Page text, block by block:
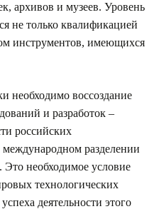
архивов и музеев. Уровень
не только квалификацией
инструментов, имеющихся
необходимо воссоздание
и разработок –
российских
разделении
необходимое условие
технологических
деятельности этого